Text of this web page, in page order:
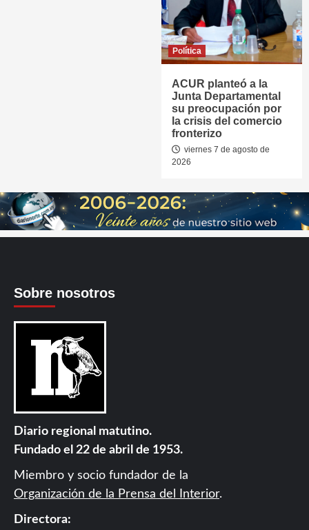
Política
ACUR planteó a la
Junta Departamental
su preocupación por
la crisis del comercio
fronterizo
viernes 7 de agosto de
2026
Sobre nosotros
Diario regional matutino.
Fundado el 22 de abril de 1953.
Miembro y socio fundador de la
Organización de la Prensa del Interior.
Directora: